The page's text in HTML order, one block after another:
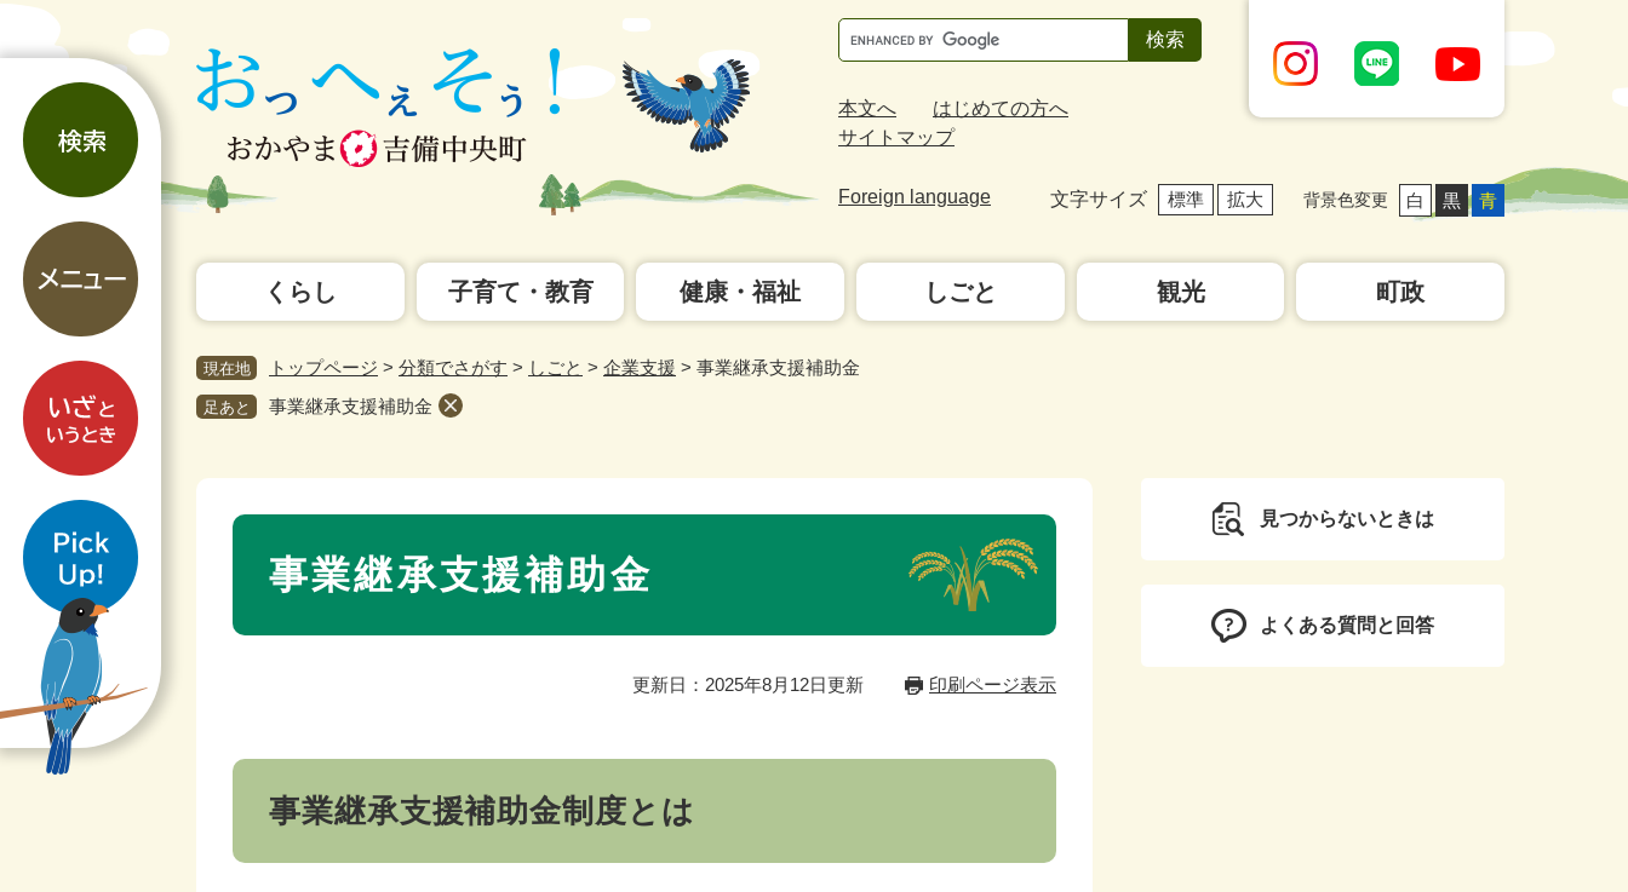
先
頭
す。
を
飛
し
本
へ
Google
カ
タ
ム
索
本文へ
はじめての方へ
サイトマップ
Foreign language 文字サイズ 標準 拡大 背景色変更 白 黒 青
検
索
メ
ニ
ュ
ー
い
ざ
と
い
と
き
pickup
くらし 子育て・教育 健康・福祉 しごと 観光 町政
現在地 トップページ > 分類でさがす > しごと > 企業支援 > 事業継承支援補助金
足あと 事業継承支援補助金
本
事業継承支援補助金
更新日：2025年8月12日更新 印刷ページ表示
​事業継承支援補助金制度とは
見つからないときは
よくある質問と回答